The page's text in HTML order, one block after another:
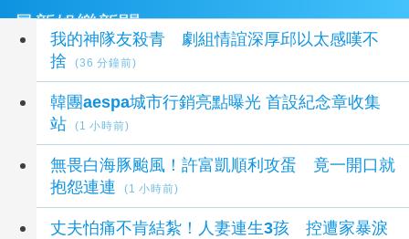
最新娛樂新聞
我的神隊友殺青 劇組情誼深厚邱以太感嘆不
捨
(36 分鐘前)
韓團aespa城市行銷亮點曝光 首設紀念章收集
站
(1 小時前)
無畏白海豚颱風！許富凱順利攻蛋 竟一開口就
抱怨連連
(1 小時前)
丈夫怕痛不肯結紮！人妻連生3孩 控遭家暴淚